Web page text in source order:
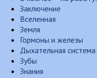
Заключение
Вселенная
Земля
Гормоны и железы
Дыхательная система
Зубы
Знания